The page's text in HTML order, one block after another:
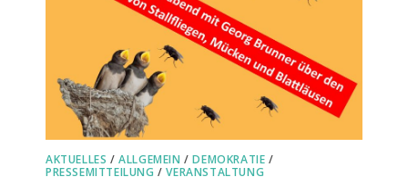
AKTUELLES /ALLGEMEIN /DEMOKRATIE /
PRESSEMITTEILUNG /VERANSTALTUNG